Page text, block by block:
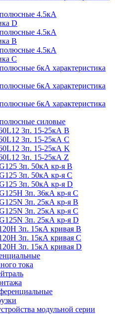
4.5кА
D
4.5кА
В
4.5кА
С
6кА характеристика
6кА характеристика
6кА характеристика
силовые
3п. 15-25кА B
3п. 15-25кА C
3п. 15-25кА K
3п. 15-25кА Z
3п. 50кА кр-я B
3п. 50кА кр-я C
3п. 50кА кр-я D
3п. 36кА кр-я C
3п. 25кА кр-я B
3п. 25кА кр-я C
3п. 25кА кр-я D
3п. 15кА кривая B
3п. 15кА кривая C
3п. 15кА кривая D
тока
модульной серии